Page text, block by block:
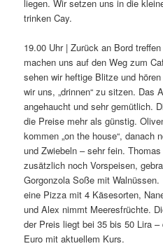
liegen. Wir setzen uns in die
trinken Cay.
19.00 Uhr | Zurück an Bord
machen uns auf den Weg zum
sehen wir heftige Blitze und
wir uns, „drinnen“ zu sitzen. Das
angehaucht und sehr gemütlich.
die Preise mehr als günstig.
kommen „on the house“, danach
und Zwiebeln – sehr fein.
zusätzlich noch Vorspeisen,
Gorgonzola Soße mit
eine Pizza mit 4 Käsesorten,
und Alex nimmt Meeresfrüchte.
der Preis liegt bei 35 bis 50 Lira
Euro mit aktuellem Kurs.